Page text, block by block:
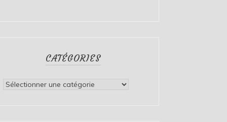
CATÉGORIES
Catégories